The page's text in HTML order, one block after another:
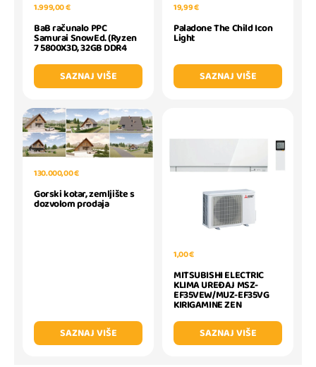
1.999,00 €
BaB računalo PPC
Samurai SnowEd. (Ryzen
7 5800X3D, 32GB DDR4
SAZNAJ VIŠE
19,99 €
Paladone The Child Icon
Light
SAZNAJ VIŠE
130.000,00 €
Gorski kotar, zemljište s
dozvolom prodaja
SAZNAJ VIŠE
1,00 €
MITSUBISHI ELECTRIC
KLIMA UREĐAJ MSZ-
EF35VEW/MUZ-EF35VG
KIRIGAMINE ZEN
SAZNAJ VIŠE